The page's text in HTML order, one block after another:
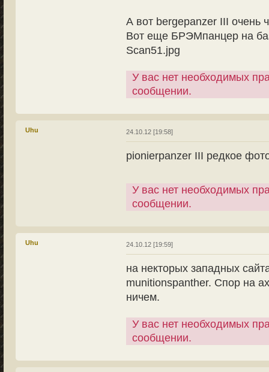
А вот bergepanzer III очень
Вот еще БРЭМпанцер на
Scan51.jpg
У вас нет необходимых
сообщении.
Uhu 24.10.12 [19:58]
pionierpanzer III редкое
У вас нет необходимых
сообщении.
Uhu 24.10.12 [19:59]
на некторых западных
munitionspanther. Спор на
ничем.
У вас нет необходимых
сообщении.